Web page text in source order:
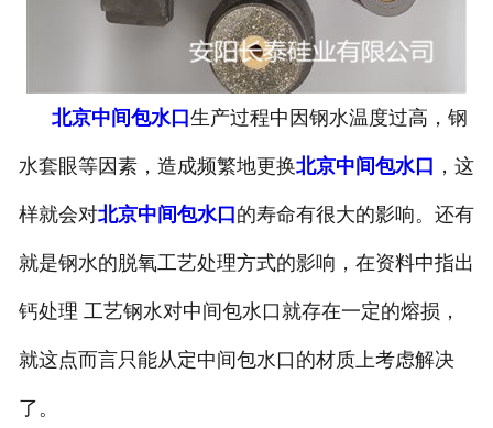
北京中间包水口 生产过程中因钢水温度过高，钢
水套眼等因素，造成频繁地更换北京中间包水口 ，这
样就会对北京中间包水口 的寿命有很大的影响。还有
就是钢水的脱氧工艺处理方式的影响，在资料中指出
钙处理 工艺钢水对中间包水口就存在一定的熔损，
就这点而言只能从定中间包水口的材质上考虑解决
了。